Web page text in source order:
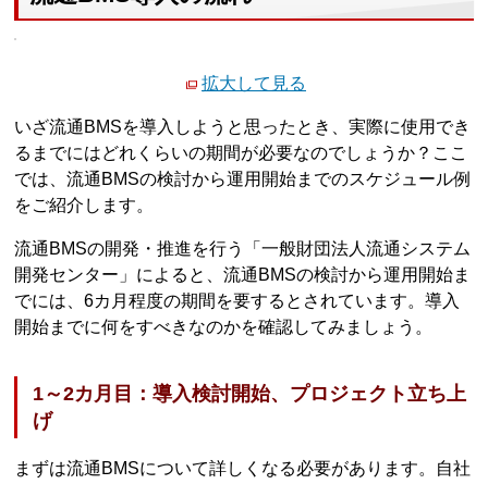
拡大して見る
いざ流通BMSを導入しようと思ったとき、実際に使用でき
るまでにはどれくらいの期間が必要なのでしょうか？ここ
では、流通BMSの検討から運用開始までのスケジュール例
をご紹介します。
流通BMSの開発・推進を行う「一般財団法人流通システム
開発センター」によると、流通BMSの検討から運用開始ま
でには、6カ月程度の期間を要するとされています。導入
開始までに何をすべきなのかを確認してみましょう。
1～2カ月目：導入検討開始、プロジェクト立ち上
げ
まずは流通BMSについて詳しくなる必要があります。自社